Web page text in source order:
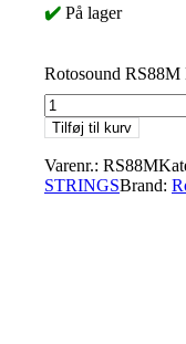
✔️ På lager
Rotosound
Tilføj til kurv
Varenr.: RS88M
STRINGSBrand: